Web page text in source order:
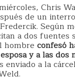
Chris
de un
Según
a dos fuentes
hombre confesó
y a las dos
enviado a la